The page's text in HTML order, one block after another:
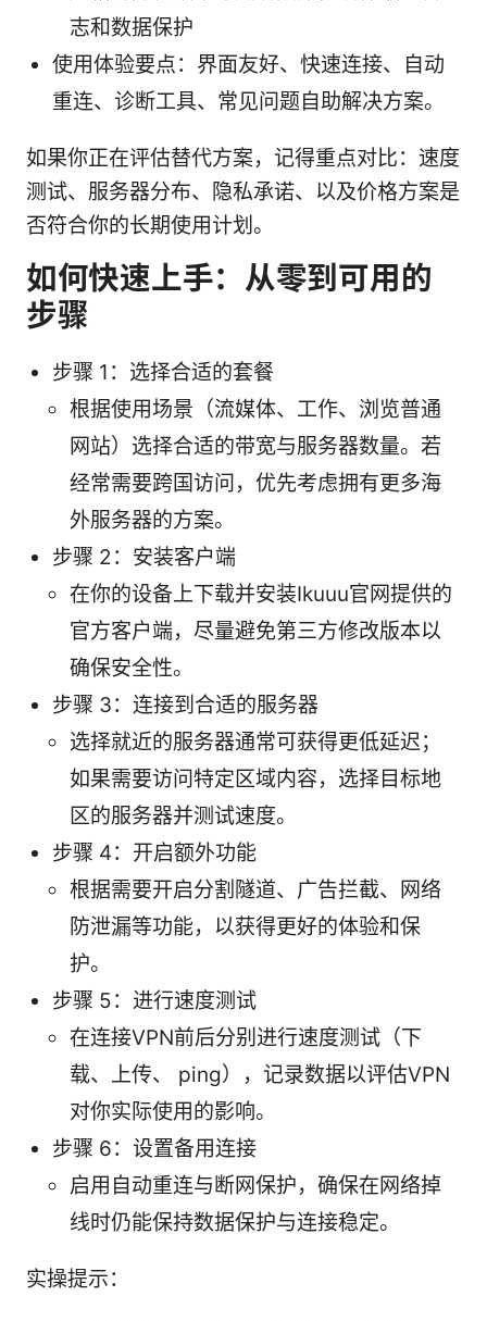
志和数据保护
使用体验要点：界面友好、快速连接、自动
重连、诊断工具、常见问题自助解决方案。
如果你正在评估替代方案，记得重点对比：速度
测试、服务器分布、隐私承诺、以及价格方案是
否符合你的长期使用计划。
如何快速上手：从零到可用的
步骤
步骤 1：选择合适的套餐
根据使用场景（流媒体、工作、浏览普通
网站）选择合适的带宽与服务器数量。若
经常需要跨国访问，优先考虑拥有更多海
外服务器的方案。
步骤 2：安装客户端
在你的设备上下载并安装Ikuuu官网提供的
官方客户端，尽量避免第三方修改版本以
确保安全性。
步骤 3：连接到合适的服务器
选择就近的服务器通常可获得更低延迟；
如果需要访问特定区域内容，选择目标地
区的服务器并测试速度。
步骤 4：开启额外功能
根据需要开启分割隧道、广告拦截、网络
防泄漏等功能，以获得更好的体验和保
护。
步骤 5：进行速度测试
在连接VPN前后分别进行速度测试（下
载、上传、 ping），记录数据以评估VPN
对你实际使用的影响。
步骤 6：设置备用连接
启用自动重连与断网保护，确保在网络掉
线时仍能保持数据保护与连接稳定。
实操提示：